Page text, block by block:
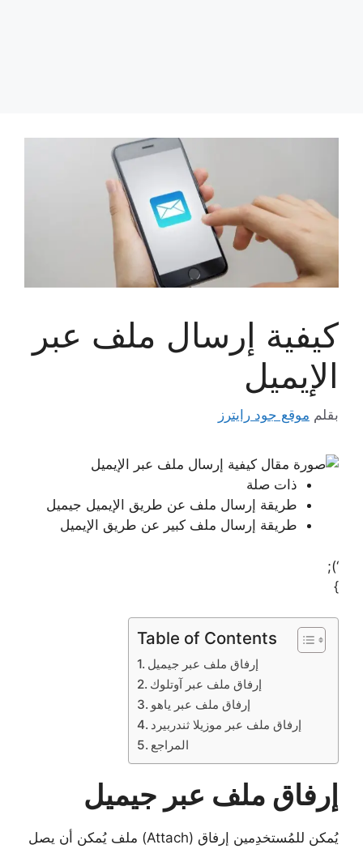
كيفية إرسال ملف عبر
الإيميل
بقلم موقع جود رايترز
ذات صلة
طريقة إرسال ملف عن طريق الإيميل جيميل
طريقة إرسال ملف كبير عن طريق الإيميل
‘);
}
Table of Contents
إرفاق ملف عبر جيميل
إرفاق ملف عبر آوتلوك
إرفاق ملف عبر ياهو
إرفاق ملف عبر موزيلا ثندربيرد
المراجع
إرفاق ملف عبر جيميل
يُمكن للمُستخدِمين إرفاق (Attach) ملف يُمكن أن يصل